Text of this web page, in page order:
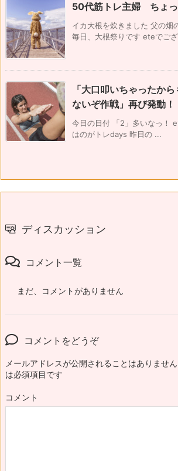
50代筋トレ主婦 ちょっ
イカ大根を炊きました 父の畑
毎日、大根祭りです eteでご
「大口叩いちゃったか
ないぞ作戦」再び発動！
今日の日付 「2」多いなっ！
はのがトレdays 昨日の ...
ディスカッション
コメント一覧
まだ、コメントがありません
コメントをどうぞ
メールアドレスが公開されることはありません
は必須項目です
コメント